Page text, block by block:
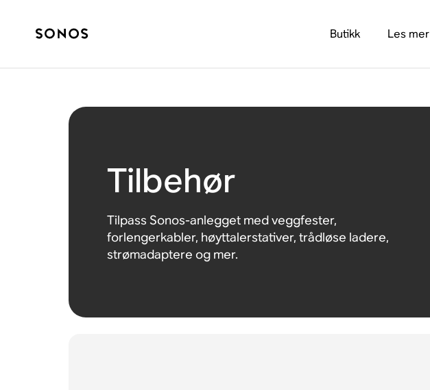
Butikk Les mer
Tilbehør
Tilpass Sonos-anlegget med veggfester,
forlengerkabler, høyttalerstativer, trådløse ladere,
strømadaptere og mer.